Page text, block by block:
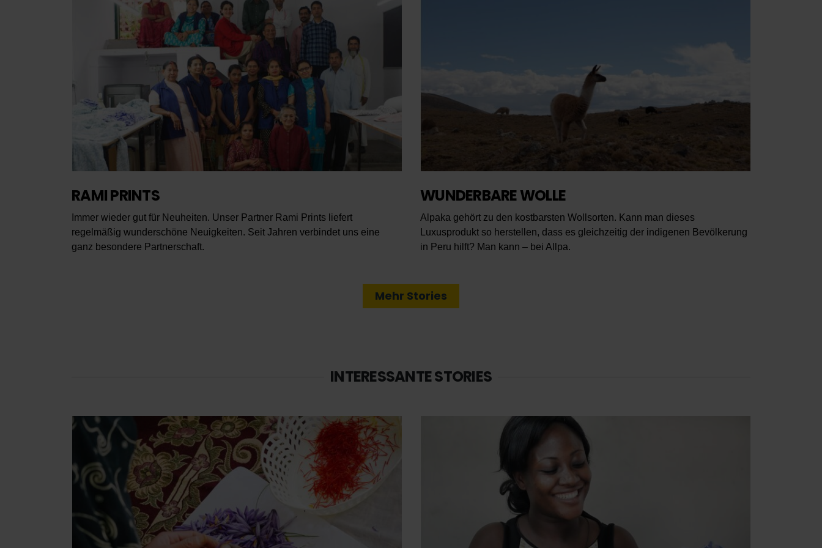
RAMI PRINTS
Immer wieder gut für Neuheiten. Unser Partner Rami Prints liefert
regelmäßig wunderschöne Neuigkeiten. Seit Jahren verbindet uns eine
ganz besondere Partnerschaft.
WUNDERBARE WOLLE
Alpaka gehört zu den kostbarsten Wollsorten. Kann man dieses
Luxusprodukt so herstellen, dass es gleichzeitig der indigenen Bevölkerung
in Peru hilft? Man kann – bei Allpa.
Mehr Stories
INTERESSANTE STORIES